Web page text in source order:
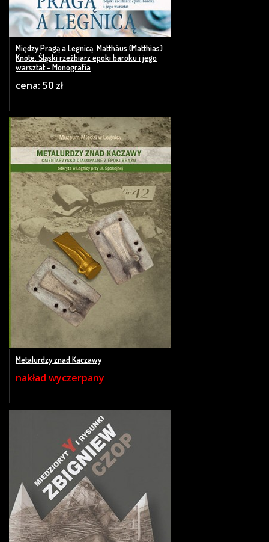
Między Pragą a Legnicą. Matthäus (Matthias)
Knote. Śląski rzeźbiarz epoki baroku i jego
warsztat - Monografia
cena: 50 zł
Metalurdzy znad Kaczawy
nakład wyczerpany